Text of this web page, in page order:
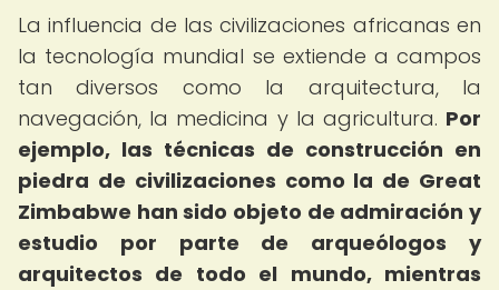
La influencia de las civilizaciones africanas en
la tecnología mundial se extiende a campos
tan diversos como la arquitectura, la
navegación, la medicina y la agricultura. Por
ejemplo, las técnicas de construcción en
piedra de civilizaciones como la de Great
Zimbabwe han sido objeto de admiración y
estudio por parte de arqueólogos y
arquitectos de todo el mundo, mientras